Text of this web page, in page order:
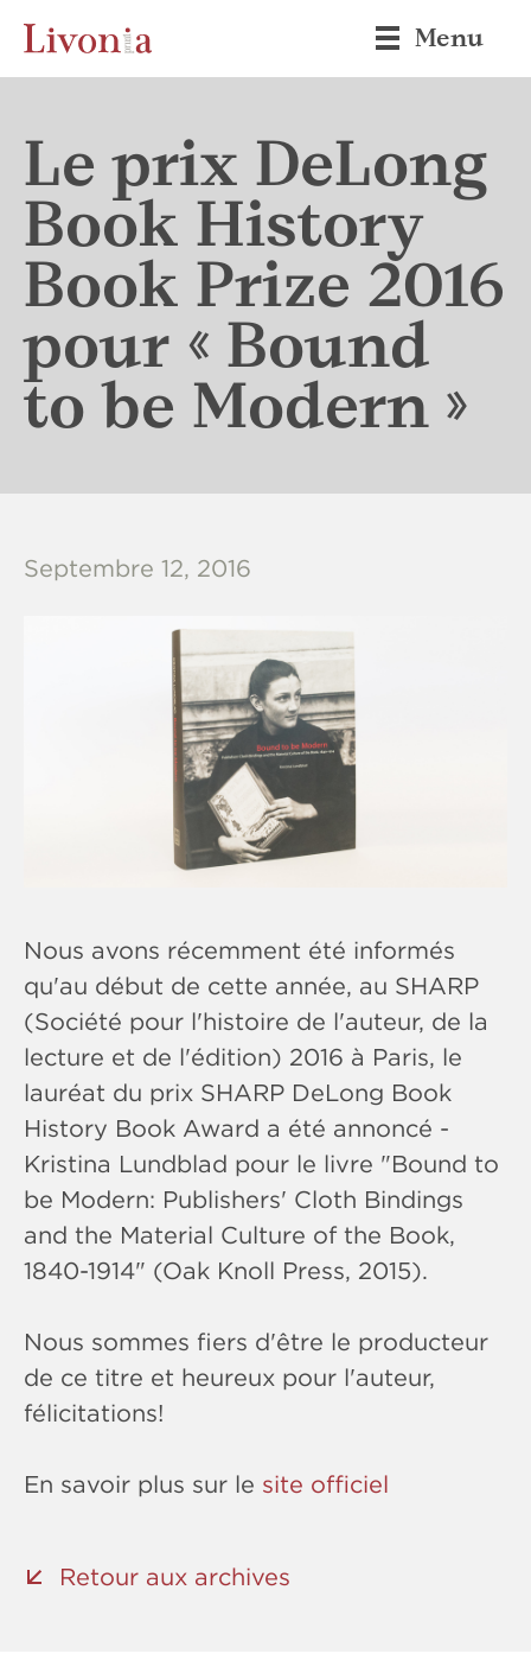
Menu
Le prix DeLong
Book History
Book Prize 2016
pour « Bound
to be Modern »
Septembre 12, 2016
Nous avons récemment été informés
qu'au début de cette année, au SHARP
(Société pour l'histoire de l'auteur, de la
lecture et de l'édition) 2016 à Paris, le
lauréat du prix SHARP DeLong Book
History Book Award a été annoncé -
Kristina Lundblad pour le livre "Bound to
be Modern: Publishers' Cloth Bindings
and the Material Culture of the Book,
1840-1914" (Oak Knoll Press, 2015).
Nous sommes fiers d'être le producteur
de ce titre et heureux pour l'auteur,
félicitations!
En savoir plus sur le site officiel
Retour aux archives